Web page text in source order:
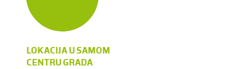
LOKACIJA U SAMOM
CENTRU GRADA